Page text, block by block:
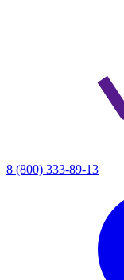
8 (800) 333-89-13